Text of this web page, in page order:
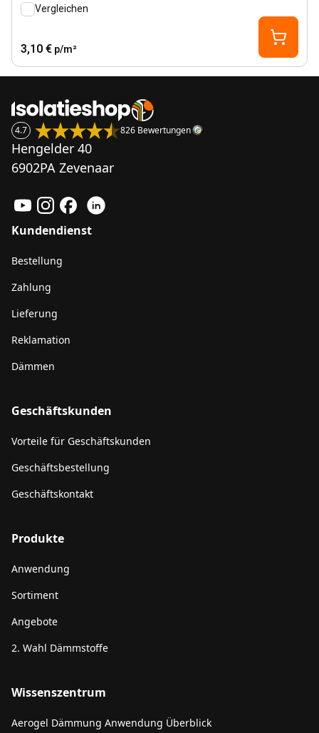
Vergleichen
3,10 € p/m²
4.7 826 Bewertungen
Hengelder 40
6902PA Zevenaar
Kundendienst
Bestellung
Zahlung
Lieferung
Reklamation
Dämmen
Geschäftskunden
Vorteile für Geschäftskunden
Geschäftsbestellung
Geschäftskontakt
Produkte
Anwendung
Sortiment
Angebote
2. Wahl Dämmstoffe
Wissenszentrum
Aerogel Dämmung Anwendung Überblick